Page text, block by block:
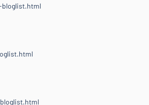
bloglist.html